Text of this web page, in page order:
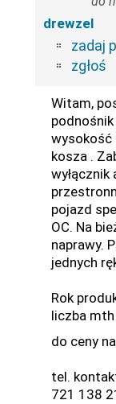
drewzel
zadaj
zgłoś
Witam,
wysokość
kosza .
wyłącznik
pojazd
OC. Na
naprawy.
jednych
Rok
liczba
do ceny
tel.
721 138